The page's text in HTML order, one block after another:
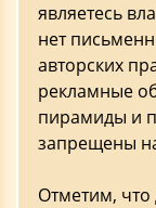
являетесь
нет
авторских
рекламные
пирамиды и
запрещены
Отметим, что